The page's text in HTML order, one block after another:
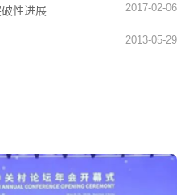
性进展 2017-02-06
2013-05-29